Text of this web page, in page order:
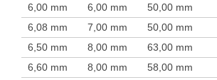
6,00 mm
6,00 mm 50,00 mm
6,08 mm
7,00 mm 50,00 mm
6,50 mm
8,00 mm 63,00 mm
6,60 mm
8,00 mm 58,00 mm